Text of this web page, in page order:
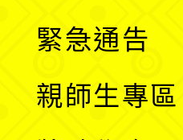
緊急通告
親師生專區